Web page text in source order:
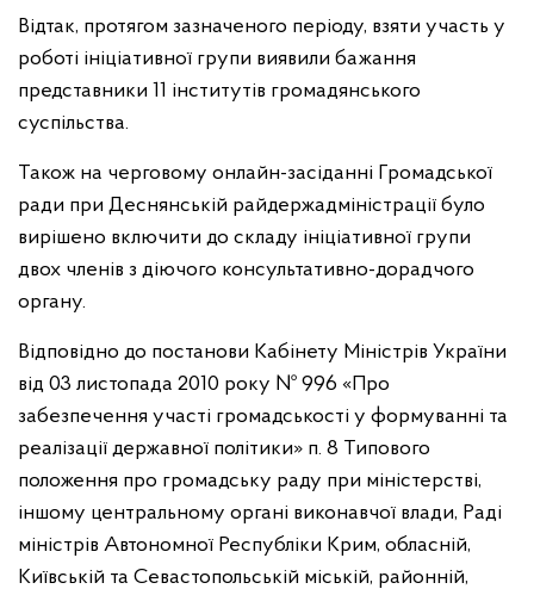
Відтак, протягом зазначеного періоду, взяти участь у
роботі ініціативної групи виявили бажання
представники 11 інститутів громадянського
суспільства.
Також на черговому онлайн-засіданні Громадської
ради при Деснянській райдержадміністрації було
вирішено включити до складу ініціативної групи
двох членів з діючого консультативно-дорадчого
органу.
Відповідно до постанови Кабінету Міністрів України
від 03 листопада 2010 року № 996 «Про
забезпечення участі громадськості у формуванні та
реалізації державної політики» п. 8 Типового
положення про громадську раду при міністерстві,
іншому центральному органі виконавчої влади, Раді
міністрів Автономної Республіки Крим, обласній,
Київській та Севастопольській міській, районній,